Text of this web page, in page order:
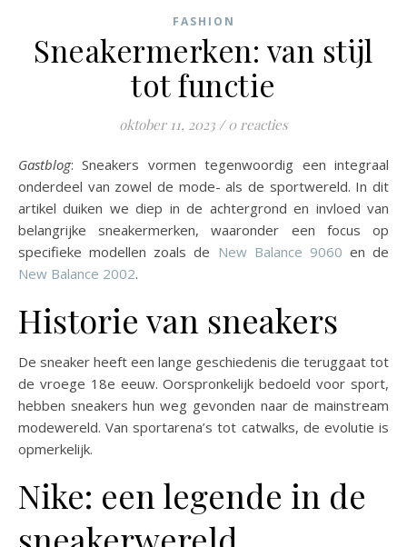
FASHION
Sneakermerken: van stijl
tot functie
oktober 11, 2023 / 0 reacties
Gastblog: Sneakers vormen tegenwoordig een integraal
onderdeel van zowel de mode- als de sportwereld. In dit
artikel duiken we diep in de achtergrond en invloed van
belangrijke sneakermerken, waaronder een focus op
specifieke modellen zoals de New Balance 9060 en de
New Balance 2002.
Historie van sneakers
De sneaker heeft een lange geschiedenis die teruggaat tot
de vroege 18e eeuw. Oorspronkelijk bedoeld voor sport,
hebben sneakers hun weg gevonden naar de mainstream
modewereld. Van sportarena’s tot catwalks, de evolutie is
opmerkelijk.
Nike: een legende in de